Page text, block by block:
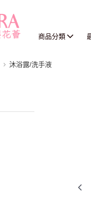
商品分類
沐浴露/洗手液